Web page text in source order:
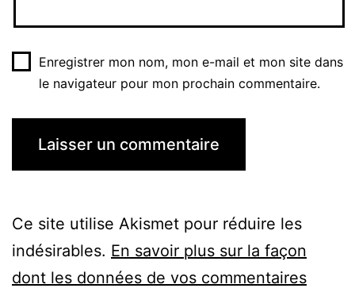
Enregistrer mon nom, mon e-mail et mon site dans
le navigateur pour mon prochain commentaire.
Ce site utilise Akismet pour réduire les
indésirables. En savoir plus sur la façon
dont les données de vos commentaires